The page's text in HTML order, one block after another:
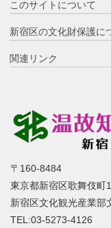
このサイトについて
新宿区の文化財保護に
関連リンク
〒160-8484
東京都新宿区歌舞伎町
新宿区文化観光産業部
TEL:03-5273-4126